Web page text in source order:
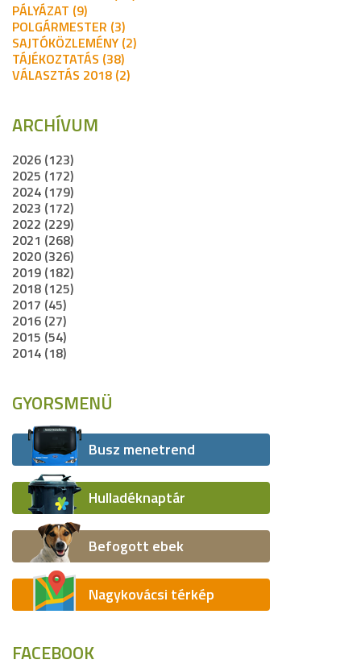
PÁLYÁZAT (9)
POLGÁRMESTER (3)
SAJTÓKÖZLEMÉNY (2)
TÁJÉKOZTATÁS (38)
VÁLASZTÁS 2018 (2)
ARCHÍVUM
2026 (123)
2025 (172)
2024 (179)
2023 (172)
2022 (229)
2021 (268)
2020 (326)
2019 (182)
2018 (125)
2017 (45)
2016 (27)
2015 (54)
2014 (18)
GYORSMENÜ
Busz menetrend
Hulladéknaptár
Befogott ebek
Nagykovácsi térkép
FACEBOOK